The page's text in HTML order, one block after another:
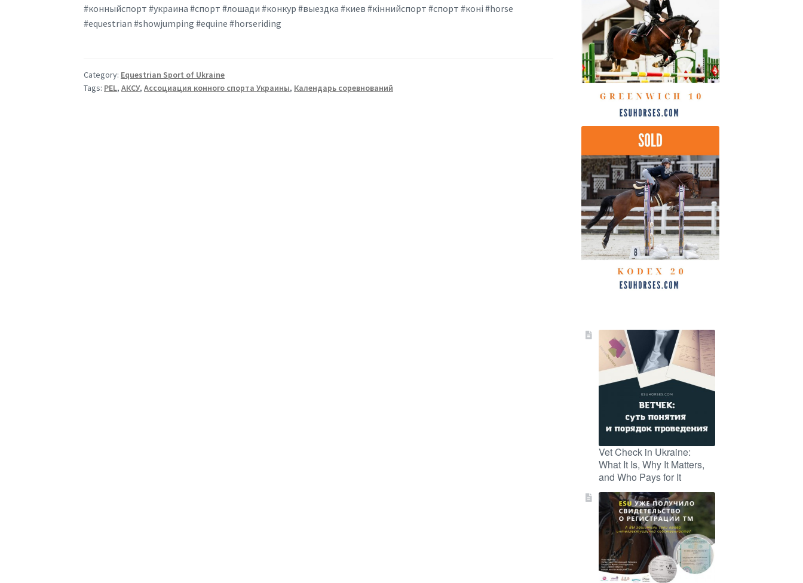
#конныйспорт #украина #спорт #лошади #конкур #выездка #киев #кіннийспорт #спорт #коні #horse
#equestrian #showjumping #equine #horseriding
Category: Equestrian Sport of Ukraine
Tags: PEL,АКСУ,Ассоциация конного спорта Украины, Календарь соревнований
Vet Check in Ukraine:
What It Is, Why It Matters,
and Who Pays for It